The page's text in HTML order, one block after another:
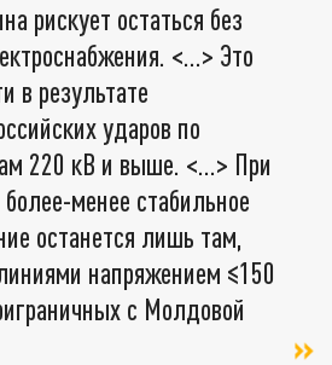
рискует остаться без
<…> Это
в результате
ударов по
220 кВ и выше. <…> При
менее стабильное
останется лишь там,
напряжением ≤150
с Молдовой